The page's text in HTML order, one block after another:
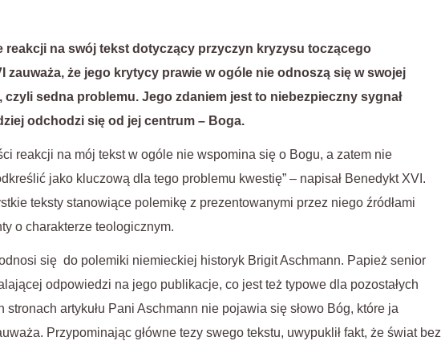
reakcji na swój tekst dotyczący przyczyn kryzysu toczącego
zauważa, że jego krytycy prawie w ogóle nie odnoszą się w swojej
sedna problemu. Jego zdaniem jest to niebezpieczny sygnał
odchodzi się od jej centrum – Boga.
reakcji na mój tekst w ogóle nie wspomina się o Bogu, a zatem nie
jako kluczową dla tego problemu kwestię” – napisał Benedykt XVI.
teksty stanowiące polemikę z prezentowanymi przez niego źródłami
o charakterze teologicznym.
się do polemiki niemieckiej historyk Brigit Aschmann. Papież senior
odpowiedzi na jego publikacje, co jest też typowe dla pozostałych
stronach artykułu Pani Aschmann nie pojawia się słowo Bóg, które ja
Przypominając główne tezy swego tekstu, uwypuklił fakt, że świat bez